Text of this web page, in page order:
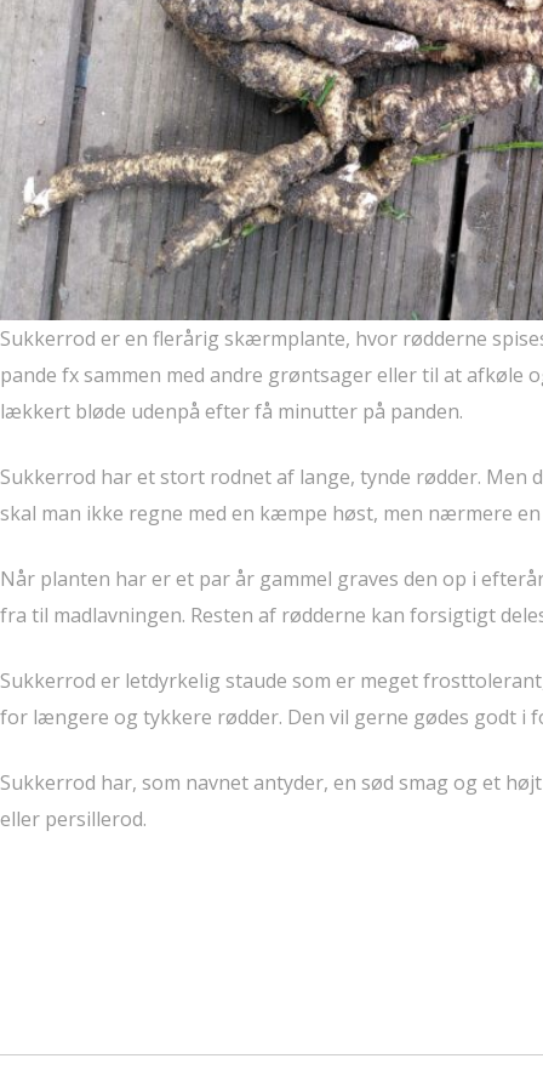
Sukkerrod er en flerårig skærmplante, hvor rødderne
pande fx sammen med andre grøntsager eller til at afkøle
lækkert bløde udenpå efter få minutter på panden.
Sukkerrod har et stort rodnet af lange, tynde rødder. Men
skal man ikke regne med en kæmpe høst, men nærmere
Når planten har er et par år gammel graves den op i
fra til madlavningen. Resten af rødderne kan forsigtigt
Sukkerrod er letdyrkelig staude som er meget
for længere og tykkere rødder. Den vil gerne gødes godt i
Sukkerrod har, som navnet antyder, en sød smag og et
eller persillerod.